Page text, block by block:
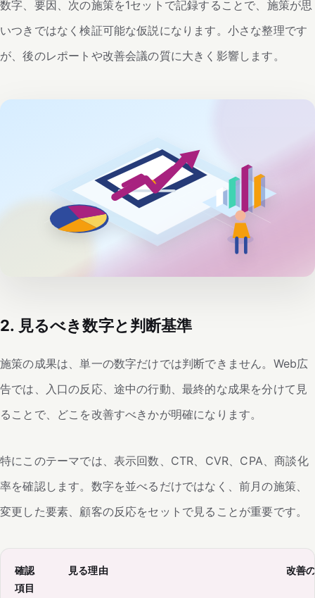
数字、要因、次の施策を1セットで記録することで、施策が思
いつきではなく検証可能な仮説になります。小さな整理です
が、後のレポートや改善会議の質に大きく影響します。
2. 見るべき数字と判断基準
施策の成果は、単一の数字だけでは判断できません。Web広
告では、入口の反応、途中の行動、最終的な成果を分けて見
ることで、どこを改善すべきかが明確になります。
特にこのテーマでは、表示回数、CTR、CVR、CPA、商談化
率を確認します。数字を並べるだけではなく、前月の施策、
変更した要素、顧客の反応をセットで見ることが重要です。
確認
項目
見る理由 改善